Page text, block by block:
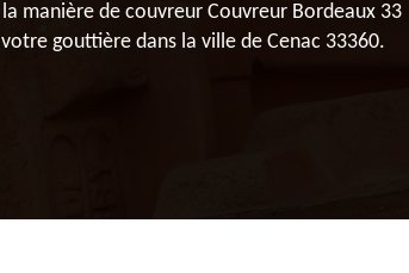
manière de couvreur Couvreur Bordeaux 33
gouttière dans la ville de Cenac 33360.